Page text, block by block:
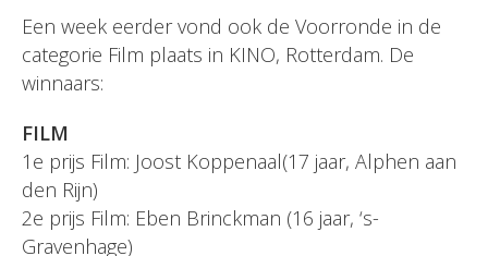
Een week eerder vond ook de Voorronde in de
categorie Film plaats in KINO, Rotterdam. De
winnaars:
FILM
1e prijs Film: Joost Koppenaal(17 jaar, Alphen aan
den Rijn)
2e prijs Film: Eben Brinckman (16 jaar, ‘s-
Gravenhage)